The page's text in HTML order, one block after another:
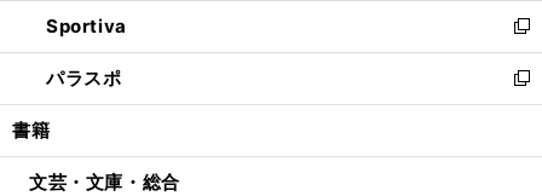
く
ド
ウ
で
開
ィ
ン
ド
ウ
開
し
い
ウ
ィ
ン
ウ
Sportiva
新
し
い
ウ
ン
パラスポ
新
し
ウ
書籍
文芸・文庫・総合